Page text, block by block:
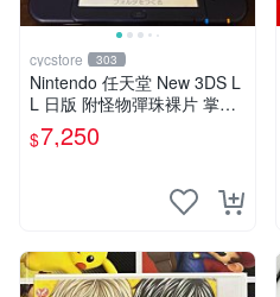
cycstore 303
Nintendo 任天堂 New 3DS L
L 日版 附怪物彈珠裸片 掌機
主機 收藏遊戲機
$7,250